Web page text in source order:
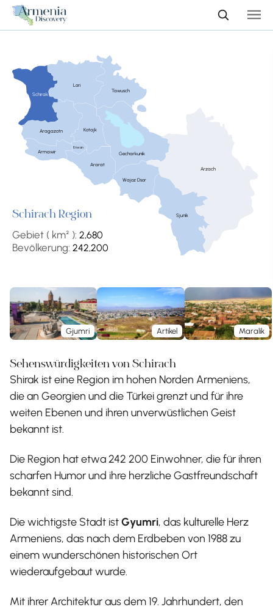
Schirak
Armawir
Aragazotn
Lori
Kotajk
Ararat
Tawusch
Gecharkunik
Wajoz Dsor
Sjunik
Eriwan
Arzach
Schirach Region
Gebiet ( km² ): 2,680
Bevölkerung: 242,200
Sehenswürdigkeiten von Schirach
Gjumri Artikel Maralik
Shirak ist eine Region im hohen Norden Armeniens,
die an Georgien und die Türkei grenzt und für ihre
weiten Ebenen und ihren unverwüstlichen Geist
bekannt ist.
Die Region hat etwa 242 200 Einwohner, die für ihren
scharfen Humor und ihre herzliche Gastfreundschaft
bekannt sind.
Die wichtigste Stadt istGyumri, das kulturelle Herz
Armeniens, das nach dem Erdbeben von 1988 zu
einem wunderschönen historischen Ort
wiederaufgebaut wurde.
Mit ihrer Architektur aus dem 19. Jahrhundert, den